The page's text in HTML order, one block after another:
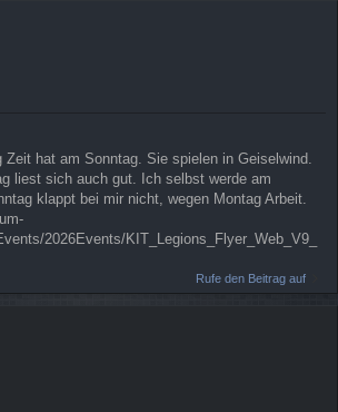
Zeit hat am Sonntag. Sie spielen in Geiselwind.
liest sich auch gut. Ich selbst werde am
klappt bei mir nicht, wegen Montag Arbeit.
2026Events/KIT_Legions_Flyer_Web_V9_
Rufe den Beitrag auf